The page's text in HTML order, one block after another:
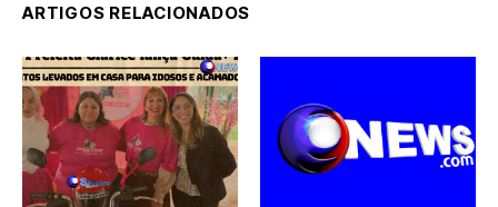
ARTIGOS RELACIONADOS